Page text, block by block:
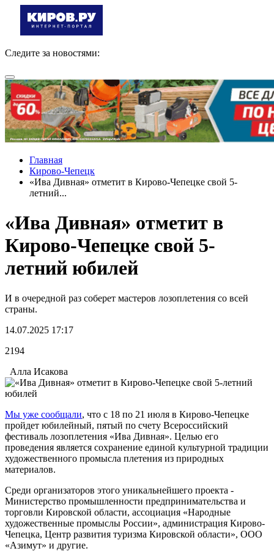
Следите за новостями:
Главная
Кирово-Чепецк
«Ива Дивная» отметит в Кирово-Чепецке свой 5-
летний...
«Ива Дивная» отметит в
Кирово-Чепецке свой 5-
летний юбилей
И в очередной раз соберет мастеров лозоплетения со всей
страны.
14.07.2025 17:17
2194
Алла Исакова
Мы уже сообщали, что с 18 по 21 июля в Кирово-Чепецке
пройдет юбилейный, пятый по счету Всероссийский
фестиваль лозоплетения «Ива Дивная». Целью его
проведения является сохранение единой культурной традиции
художественного промысла плетения из природных
материалов.
Среди организаторов этого уникальнейшего проекта -
Министерство промышленности предпринимательства и
торговли Кировской области, ассоциация «Народные
художественные промыслы России», администрация Кирово-
Чепецка, Центр развития туризма Кировской области», ООО
«Азимут» и другие.